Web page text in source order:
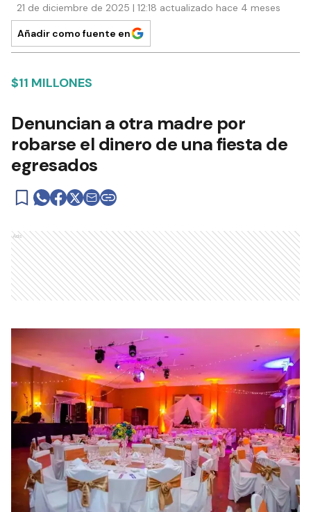
21 de diciembre de 2025 | 12:18 actualizado hace 4 meses
Añadir como fuente en
$11 MILLONES
Denuncian a otra madre por
robarse el dinero de una fiesta de
egresados
Ads